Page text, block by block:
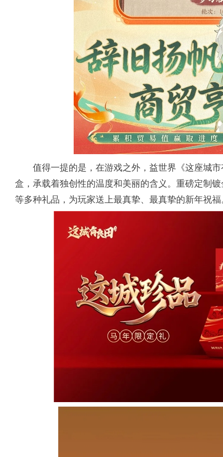
值得一提的是，在游戏之外，益世界《这座城
盒，承载着独创性的温度和美丽的含义。重磅定制
等多种礼品，为玩家送上最真挚、最真挚的新年祝